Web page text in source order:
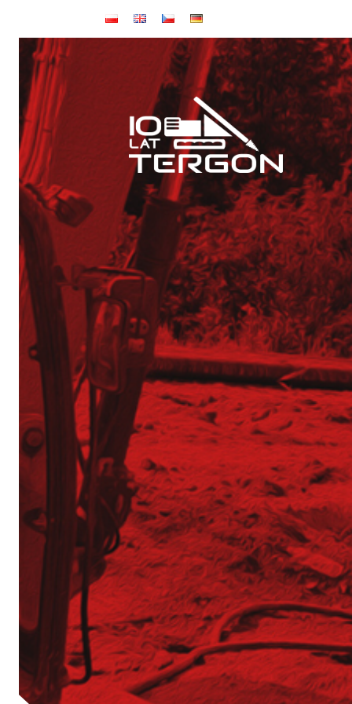
Baza TERGON w dniu 14 lipca 2026
Wynajem maszyn
Jubileusz: 20-lecie KONKRET i 10-lecie TERGON
Operator Wiertnicy – Kotwiarki (K/M)
Galeria z otwarcia Bazy Sprzętu TERGON
Nasz najnowszy folder
Strona główna
Aktualności
Dotacje
Główna-old
Kariera
Młodszy mechanik / Serwisant maszyn
Młodszy specjalista ds. bazy sprzętowej (K/M)
Praktyki (K/M) w Tergon!
Mechanik / serwisant (K/M)